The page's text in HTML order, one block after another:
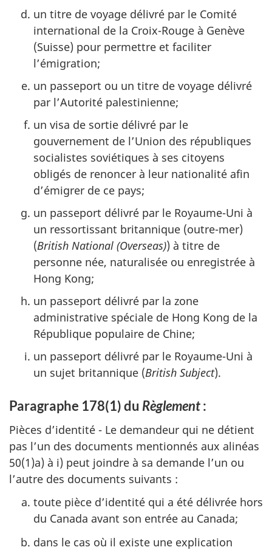
un titre de voyage délivré par le Comité
international de la Croix-Rouge à Genève
(Suisse) pour permettre et faciliter
l’émigration;
un passeport ou un titre de voyage délivré
par l’Autorité palestinienne;
un visa de sortie délivré par le
gouvernement de l’Union des républiques
socialistes soviétiques à ses citoyens
obligés de renoncer à leur nationalité afin
d’émigrer de ce pays;
un passeport délivré par le Royaume-Uni à
un ressortissant britannique (outre-mer)
(British National (Overseas)) à titre de
personne née, naturalisée ou enregistrée à
Hong Kong;
un passeport délivré par la zone
administrative spéciale de Hong Kong de la
République populaire de Chine;
un passeport délivré par le Royaume-Uni à
un sujet britannique (British Subject).
Paragraphe 178(1) du Règlement:
Pièces d’identité - Le demandeur qui ne détient
pas l’un des documents mentionnés aux alinéas
50(1)a) à i) peut joindre à sa demande l’un ou
l’autre des documents suivants :
toute pièce d’identité qui a été délivrée hors
du Canada avant son entrée au Canada;
dans le cas où il existe une explication